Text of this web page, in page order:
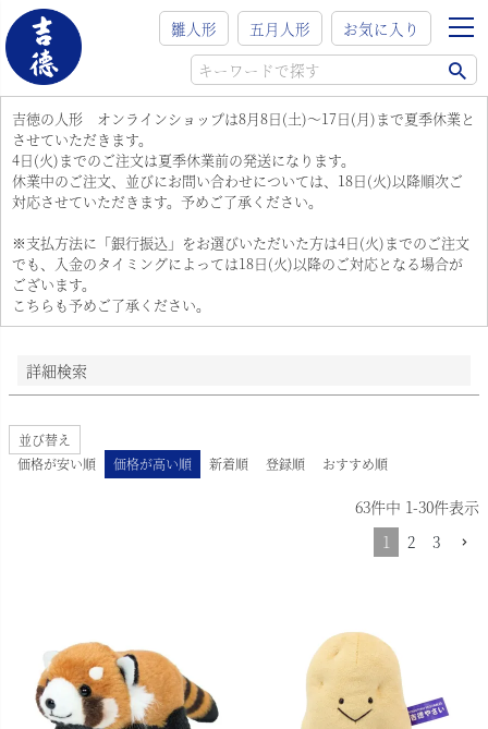
雛人形 五月人形 お気に入り
吉徳の人形 オンラインショップは8月8日(土)～17日(月)まで夏季休業と
させていただきます。
4日(火)までのご注文は夏季休業前の発送になります。
休業中のご注文、並びにお問い合わせについては、18日(火)以降順次ご
対応させていただきます。予めご了承ください。
※支払方法に「銀行振込」をお選びいただいた方は4日(火)までのご注文
でも、入金のタイミングによっては18日(火)以降のご対応となる場合が
ございます。
こちらも予めご了承ください。
詳細検索
在庫なし商品
在庫なし商品を表示
商品番号/JANコード
並び順
新着順
価格が安い順
価格が高い順
優先度順
レビュー順
並び替え
価格が安い順
価格が高い順 新着順 登録順 おすすめ順
63件中 1-30件表示
1
2 3